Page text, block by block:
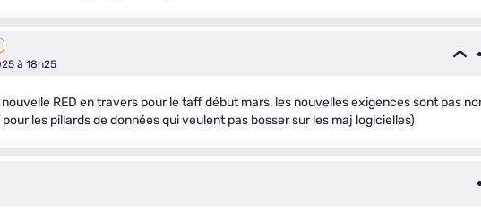
à 18h25
RED en travers pour le taff début mars, les nouvelles exigences sont pas
les pillards de données qui veulent pas bosser sur les maj logicielles)